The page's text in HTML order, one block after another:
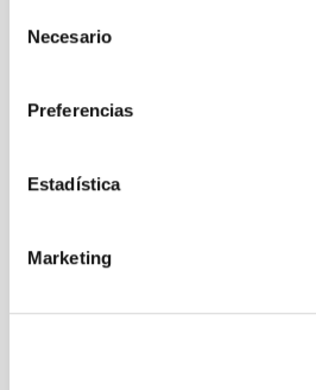
Necesario
Preferencias
Estadística
Marketing
su perfil. Con esta información podrás
mejorar la comunicación con tus